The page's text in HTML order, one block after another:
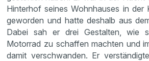
Hinterhof seines Wohnhauses in der
geworden und hatte deshalb aus
Dabei sah er drei Gestalten, wie
Motorrad zu schaffen machten und
damit verschwanden. Er